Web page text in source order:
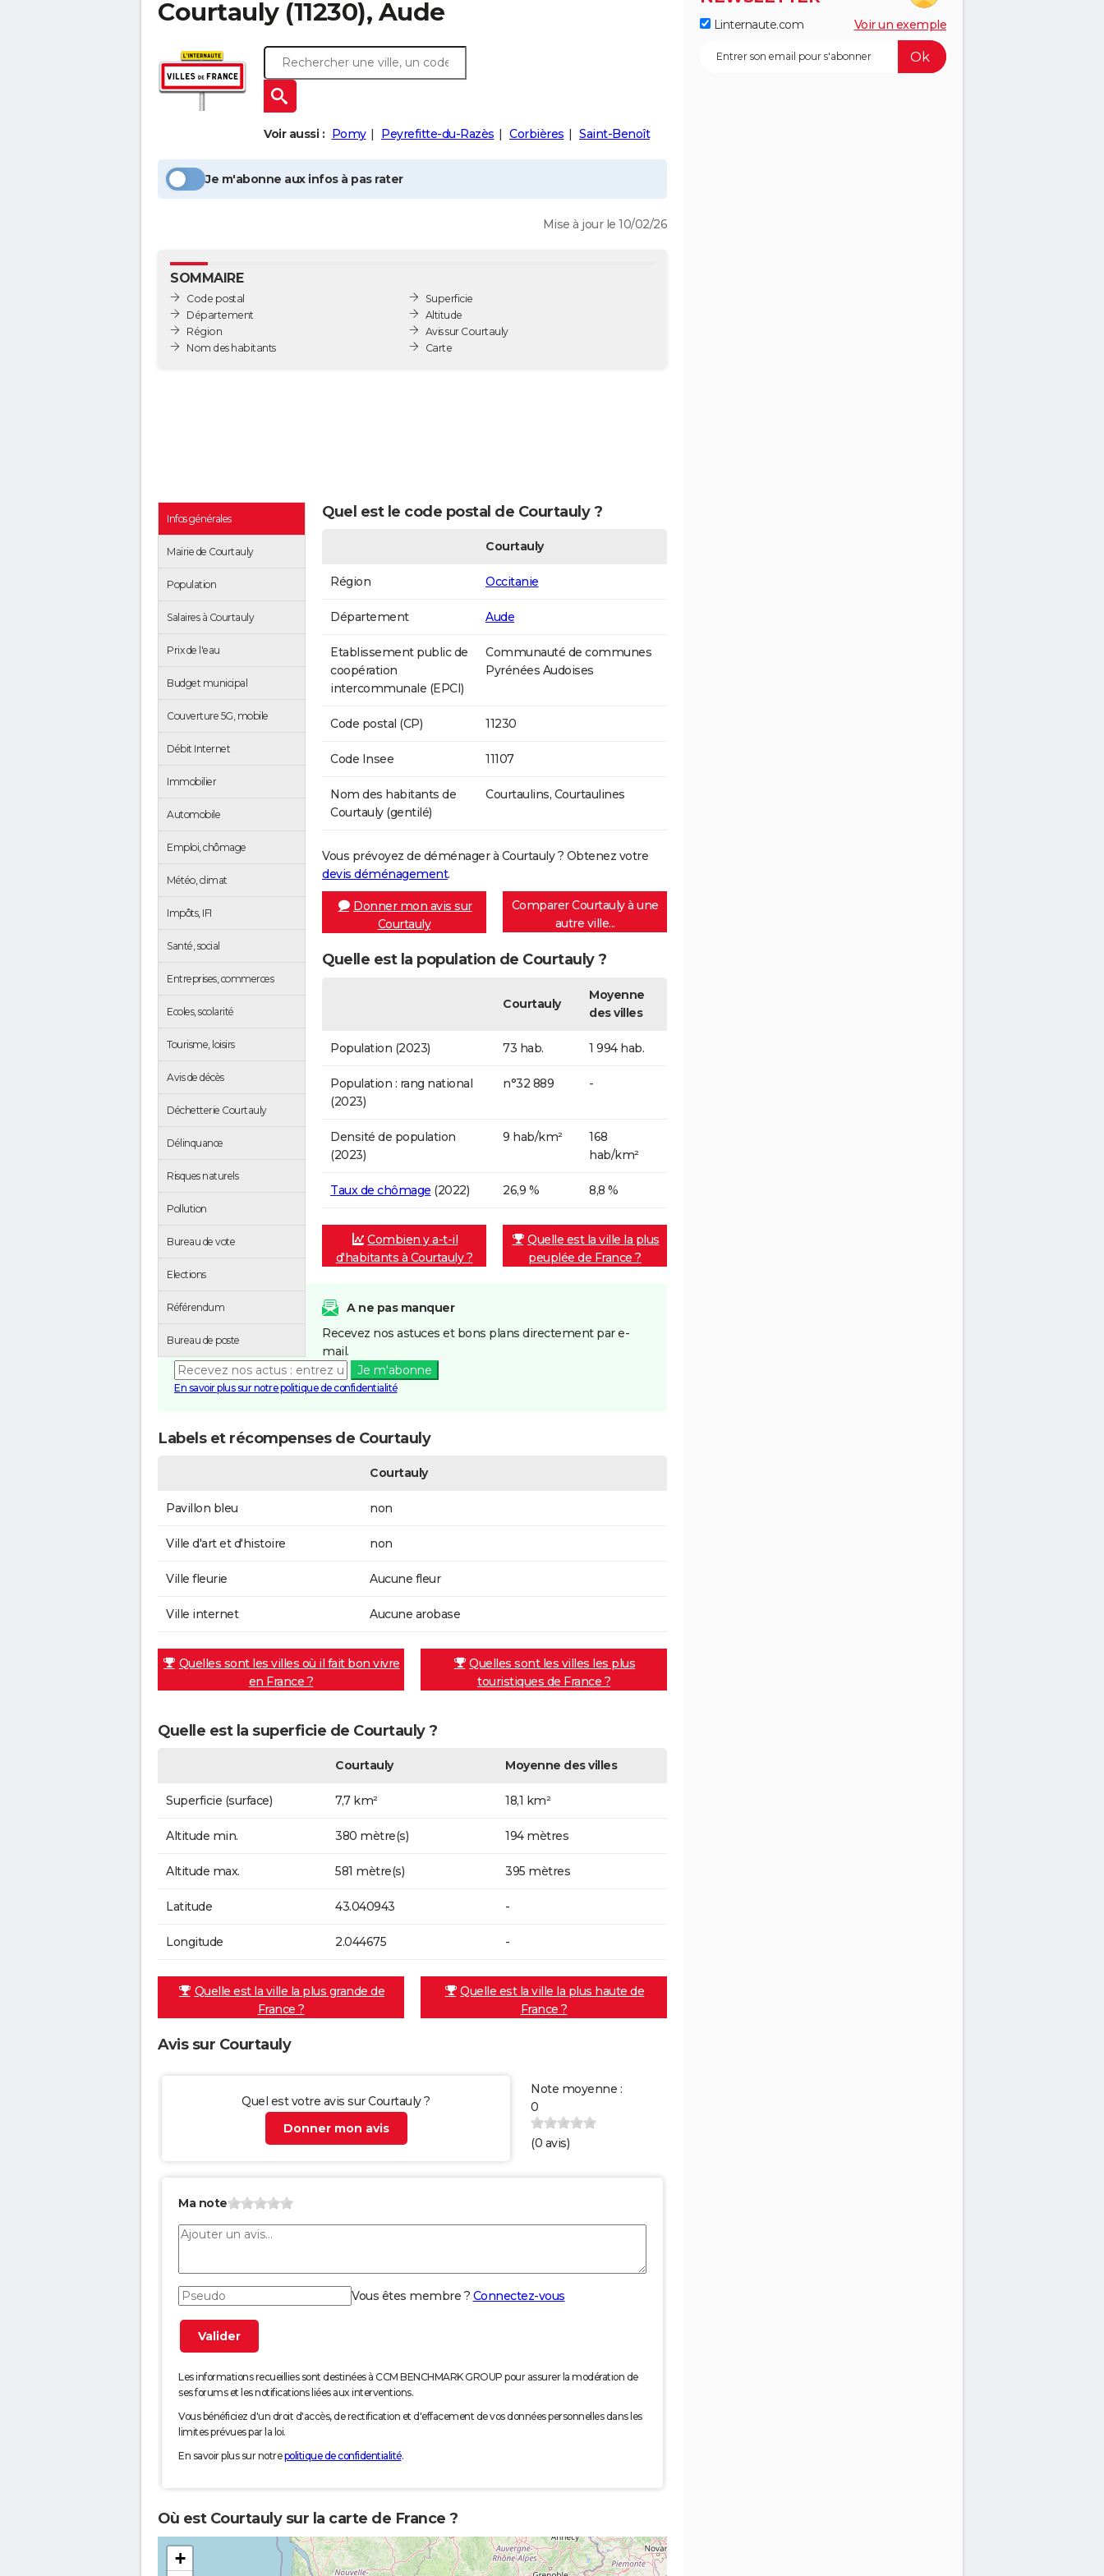
Courtauly(11230), Aude
Voir aussi : Pomy Peyrefitte-du-Razès Corbières Saint-Benoît
Je m'abonne aux infos à pas rater
Mise à jour le 10/02/26
SOMMAIRE
Code postal
Département
Région
Nom des habitants
Superficie
Altitude
Avis sur Courtauly
Carte
Infos générales
Mairie de Courtauly
Population
Salaires à Courtauly
Prix de l'eau
Budget municipal
Couverture 5G, mobile
Débit Internet
Immobilier
Automobile
Emploi, chômage
Météo, climat
Impôts, IFI
Santé, social
Entreprises, commerces
Ecoles, scolarité
Tourisme, loisirs
Avis de décès
Déchetterie Courtauly
Délinquance
Risques naturels
Pollution
Bureau de vote
Elections
Référendum
Bureau de poste
Quel est le code postal de Courtauly ?
Courtauly
Région Occitanie
Département Aude
Etablissement public de
coopération
intercommunale (EPCI)
Communauté de communes
Pyrénées Audoises
Code postal (CP) 11230
Code Insee 11107
Nom des habitants de
Courtauly (gentilé)
Courtaulins, Courtaulines
Vous prévoyez de déménager à Courtauly ? Obtenez votre
devis déménagement.
Donner mon avis sur
Courtauly
Comparer Courtauly à une
autre ville...
Quelle est la population de Courtauly ?
Courtauly
Moyenne
des villes
Population (2023) 73 hab. 1 994 hab.
Population : rang national
(2023)
n°32 889 -
Densité de population
(2023)
9 hab/km²
168
hab/km²
Taux de chômage (2022) 26,9 % 8,8 %
Combien y a-t-il
d'habitants à Courtauly ?
Quelle est la ville la plus
peuplée de France ?
A ne pas manquer
Recevez nos astuces et bons plans directement par e-
mail.
Je m'abonne
En savoir plus sur notre politique de confidentialité
Labels et récompenses de Courtauly
Courtauly
Pavillon bleu non
Ville d'art et d'histoire non
Ville fleurie Aucune fleur
Ville internet Aucune arobase
Quelles sont les villes où il fait bon vivre
en France ?
Quelles sont les villes les plus
touristiques de France ?
Quelle est la superficie de Courtauly ?
Courtauly Moyenne des villes
Superficie (surface) 7,7 km² 18,1 km²
Altitude min. 380 mètre(s) 194 mètres
Altitude max. 581 mètre(s) 395 mètres
Latitude 43.040943 -
Longitude 2.044675 -
Quelle est la ville la plus grande de
France ?
Quelle est la ville la plus haute de
France ?
Avis sur Courtauly
Quel est votre avis sur Courtauly ?
Donner mon avis
Note moyenne :
0
(0 avis)
Ma note
Vous êtes membre ? Connectez-vous
Les informations recueillies sont destinées à CCM BENCHMARK GROUP pour assurer la modération de
ses forums et les notifications liées aux interventions.
Vous bénéficiez d'un droit d'accès, de rectification et d'effacement de vos données personnelles dans les
limites prévues par la loi.
En savoir plus sur notrepolitique de confidentialité.
Où est Courtauly sur la carte de France ?
+
Linternaute.com Voir un exemple